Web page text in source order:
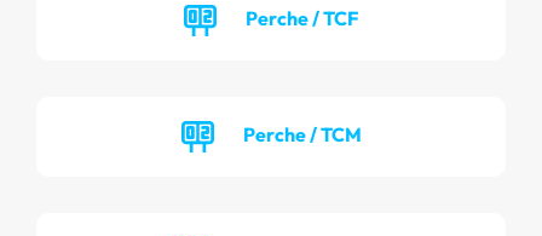
Perche / TCF
Perche / TCM